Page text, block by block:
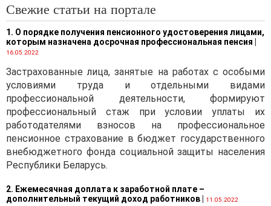
(внесению арендной платы
и иных связанных
с арендой платежей),
выполненных работ,
· возврату
нерезидентом белорусских
рублей, иностранной
валюты, внесенных
резидентом в качестве
предварительной оплаты,
в случае неисполнения или
объеме нерезидентом
обязательств по передаче
Свежие статьи на портале
1. О порядке получения пенсионного удостоверения лицами,
которым назначена досрочная профессиональная пенсия |
16.05.2022
Застрахованные лица, занятые на работах с особыми
условиями труда и отдельными видами
профессиональной деятельности, формируют
профессиональный стаж при условии уплаты их
работодателями взносов на профессиональное
пенсионное страхование в бюджет государственного
внебюджетного фонда социальной защиты населения
Республики Беларусь.
2. Ежемесячная доплата к заработной плате –
дополнительный текущий доход работников| 11.05.2022